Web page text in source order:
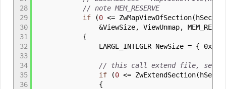
28
29
30
31
32
33
34
35
36
// note MEM_RESERVE
if
(0 <= ZwMapViewOfSection(
&ViewSize, ViewUnmap,
{
LARGE_INTEGER NewSize = {
// this call extend file,
if
(0 <= ZwExtendSection(
{